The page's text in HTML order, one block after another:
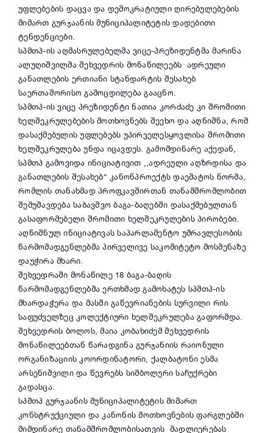
უფლებების დაცვა და დემოკრატიული ღირებულებების
მიმართ გურჯაანის მუნიციპალიტეტის დადებითი
ტენდენციები.
სპმთპ-ის აღმასრულებელმა ვიცე-პრეზიდენტმა მარინა
ალუღიშვილმა შეხვედრის მონაწილეებს ადრეული
განათლების ერთიანი სტანდარტის შესახებ
საერთაშორისო გამოცდილებაგააცნო
სპმთპ-ის ვიცე პრეზიდენტი ნათია კორძაძე კი შრომითი
ხელშეკრულებების მოთხოვნებს შეეხო და აღნიშნა, რომ
დასაქმებულის უფლებებს უპირველესყოვლისა შრომითი
ხელშეკრულება უნდა იცავდეს. გამომდინარე აქედან,
სპმთპ გამოვიდა ინიციატივით ,,ადრეული აღზრდისა და
განათლების შესახებ“ კანონპროექტს დაემატოს ნორმა,
რომლის თანახმად პროფკავშირთან თანამშრომლობით
შემუშავდება საბავშვო ბაგა-ბაღებში დასაქმებულთან
გასაფორმებელი შრომითი ხელშეკრულების პირობები.
აღნიშნულ ინიციატივას საპარლამენტო უმრავლესობის
წარმომადგენლებმა პირველივე საკომიტეტო მოსმენაზე
დაუჭირამხარი
შეხვედრაში მონაწილე 18 ბაგა-ბაღის
წარმომადგენლებმა ერთხმად გამოხატეს სპმთპ-ის
მხარდაჭერა და მასში გაწევრიანების სურვილი რის
საფუძველზეც კოლექტიური ხელშეკრულება გაფორმდა.
შეხვედრის ბოლოს, მაია კობახიძემ შეხვედრის
მონაწილეებთან წარადგინა გურჯანიის რაიონული
ორგანიზაციის კოორდინატორი, ქალბატონი ესმა
არსენიშვილი და წევრებს სიმბოლური საჩუქრები
გადასცა.
სპმთპ გურჯაანის მუნიციპალიტეტის მიმართ
კონსტრუქციული და კანონის მოთხოვნების ფარგლებში
მიმდინარე თანამშრომლობისათვის მადლიერებას